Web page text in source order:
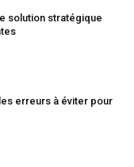
solution stratégique
erreurs à éviter pour